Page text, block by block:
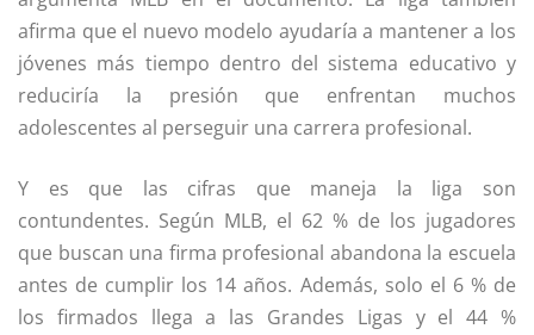
afirma que el nuevo modelo ayudaría a mantener a los
jóvenes más tiempo dentro del sistema educativo y
reduciría la presión que enfrentan muchos
adolescentes al perseguir una carrera profesional.
Y es que las cifras que maneja la liga son
contundentes. Según MLB, el 62 % de los jugadores
que buscan una firma profesional abandona la escuela
antes de cumplir los 14 años. Además, solo el 6 % de
los firmados llega a las Grandes Ligas y el 44 %